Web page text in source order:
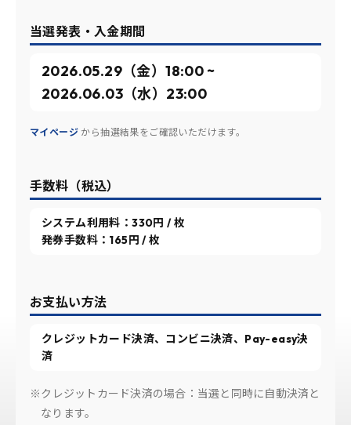
当選発表・入金期間
2026.05.29（金）18:00 ~
2026.06.03（水）23:00
マイページ から抽選結果をご確認いただけます。
手数料（税込）
システム利用料：330円 / 枚
発券手数料：165円 / 枚
お支払い方法
クレジットカード決済、コンビニ決済、Pay-easy決
済
※クレジットカード決済の場合：当選と同時に自動決済と
なります。